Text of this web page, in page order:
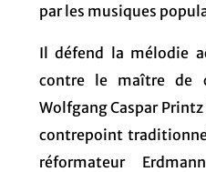
par les musiques
Il défend la mélodie
contre le maître de
Wolfgang Caspar
contrepoint
réformateur